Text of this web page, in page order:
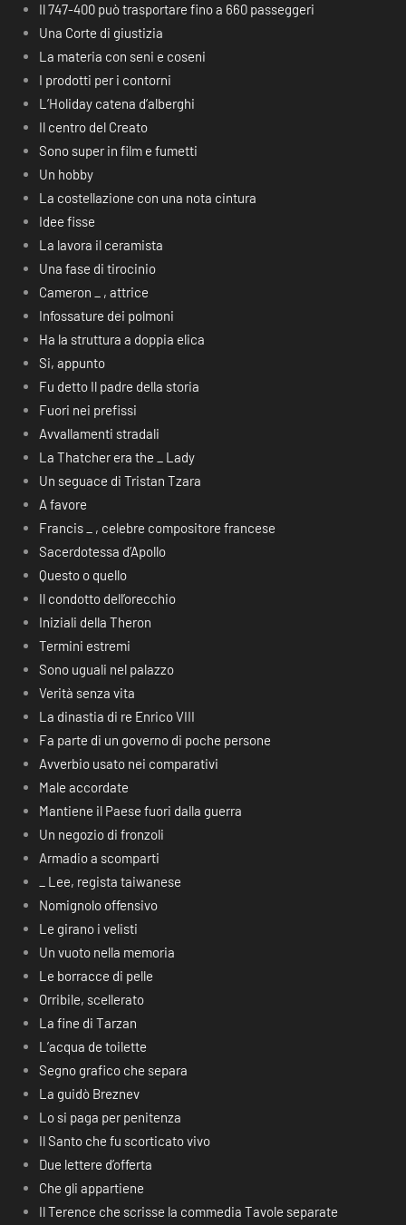
Il 747-400 può trasportare fino a 660 passeggeri
Una Corte di giustizia
La materia con seni e coseni
I prodotti per i contorni
L’Holiday catena d’alberghi
Il centro del Creato
Sono super in film e fumetti
Un hobby
La costellazione con una nota cintura
Idee fisse
La lavora il ceramista
Una fase di tirocinio
Cameron _ , attrice
Infossature dei polmoni
Ha la struttura a doppia elica
Si, appunto
Fu detto Il padre della storia
Fuori nei prefissi
Avvallamenti stradali
La Thatcher era the _ Lady
Un seguace di Tristan Tzara
A favore
Francis _ , celebre compositore francese
Sacerdotessa d’Apollo
Questo o quello
Il condotto dell’orecchio
Iniziali della Theron
Termini estremi
Sono uguali nel palazzo
Verità senza vita
La dinastia di re Enrico VIII
Fa parte di un governo di poche persone
Avverbio usato nei comparativi
Male accordate
Mantiene il Paese fuori dalla guerra
Un negozio di fronzoli
Armadio a scomparti
_ Lee, regista taiwanese
Nomignolo offensivo
Le girano i velisti
Un vuoto nella memoria
Le borracce di pelle
Orribile, scellerato
La fine di Tarzan
L’acqua de toilette
Segno grafico che separa
La guidò Breznev
Lo si paga per penitenza
Il Santo che fu scorticato vivo
Due lettere d’offerta
Che gli appartiene
Il Terence che scrisse la commedia Tavole separate